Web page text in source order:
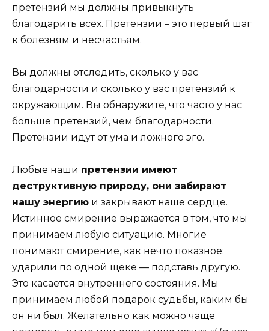
претензий мы должны привыкнуть
благодарить всех. Претензии – это первый шаг
к болезням и несчастьям.
Вы должны отследить, сколько у вас
благодарности и сколько у вас претензий к
окружающим. Вы обнаружите, что часто у нас
больше претензий, чем благодарности.
Претензии идут от ума и ложного эго.
Любые наши претензии имеют
деструктивную природу, они забирают
нашу энергию и закрывают наше сердце.
Истинное смирение выражается в том, что мы
принимаем любую ситуацию. Многие
понимают смирение, как нечто показное:
ударили по одной щеке — подставь другую.
Это касается внутреннего состояния. Мы
принимаем любой подарок судьбы, каким бы
он ни был. Желательно как можно чаще